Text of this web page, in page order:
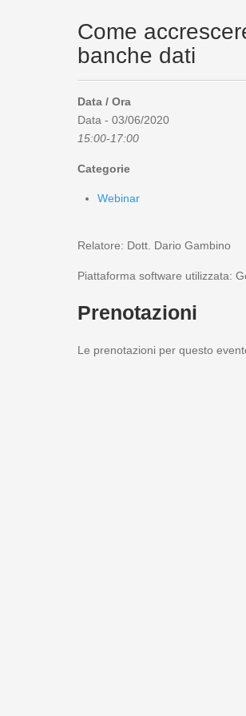
Come
banche dati
Data / Ora
Data - 03/06/2020
15:00-17:00
Categorie
Webinar
Relatore: Dott. Dario Gambino
Piattaforma software utilizzata:
Prenotazioni
Le prenotazioni per questo